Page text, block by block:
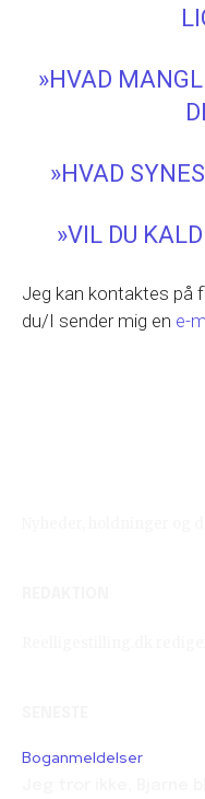
»HVAD
»HVAD
»VIL DU
Jeg kan kontaktes på
du/I sender mig en e-
Boganmeldelser